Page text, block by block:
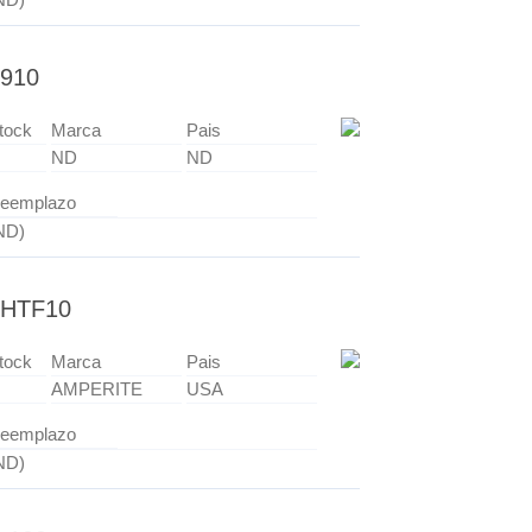
Marca
Pais
ND ND
Marca
Pais
AMPERITE USA